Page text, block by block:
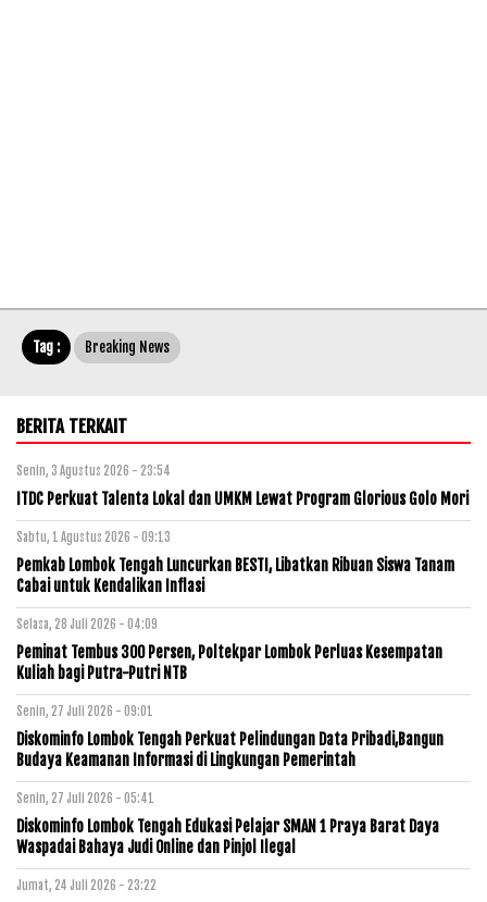
Tag : Breaking News
BERITA TERKAIT
Senin, 3 Agustus 2026 - 23:54
ITDC Perkuat Talenta Lokal dan UMKM Lewat Program Glorious Golo Mori
Sabtu, 1 Agustus 2026 - 09:13
Pemkab Lombok Tengah Luncurkan BESTI, Libatkan Ribuan Siswa Tanam
Cabai untuk Kendalikan Inflasi
Selasa, 28 Juli 2026 - 04:09
Peminat Tembus 300 Persen, Poltekpar Lombok Perluas Kesempatan
Kuliah bagi Putra-Putri NTB
Senin, 27 Juli 2026 - 09:01
Diskominfo Lombok Tengah Perkuat Pelindungan Data Pribadi,Bangun
Budaya Keamanan Informasi di Lingkungan Pemerintah
Senin, 27 Juli 2026 - 05:41
Diskominfo Lombok Tengah Edukasi Pelajar SMAN 1 Praya Barat Daya
Waspadai Bahaya Judi Online dan Pinjol Ilegal
Jumat, 24 Juli 2026 - 23:22